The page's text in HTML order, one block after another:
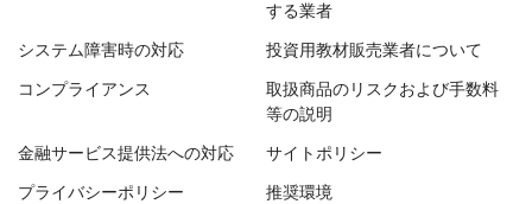
する業者
システム障害時の対応 投資用教材販売業者について
コンプライアンス
取扱商品のリスクおよび手数料
等の説明
金融サービス提供法への対応 サイトポリシー
プライバシーポリシー 推奨環境